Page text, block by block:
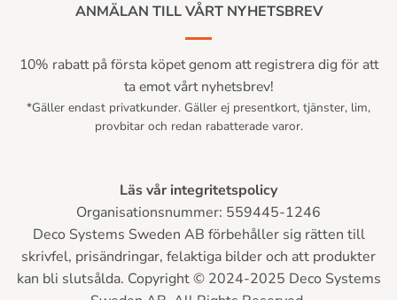
ANMÄLAN TILL VÅRT NYHETSBREV
10% rabatt på första köpet genom att registrera dig för att
ta emot vårt nyhetsbrev!
*Gäller endast privatkunder. Gäller ej presentkort, tjänster, lim,
provbitar och redan rabatterade varor.
Läs vår integritetspolicy
Organisationsnummer: 559445-1246
Deco Systems Sweden AB förbehåller sig rätten till
skrivfel, prisändringar, felaktiga bilder och att produkter
kan bli slutsålda. Copyright © 2024-2025 Deco Systems